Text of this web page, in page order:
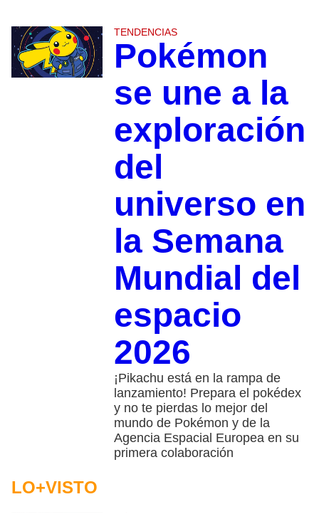
TENDENCIAS
Pokémon
se une a la
exploración
del
universo en
la Semana
Mundial del
espacio
2026
¡Pikachu está en la rampa de
lanzamiento! Prepara el pokédex
y no te pierdas lo mejor del
mundo de Pokémon y de la
Agencia Espacial Europea en su
primera colaboración
LO+VISTO